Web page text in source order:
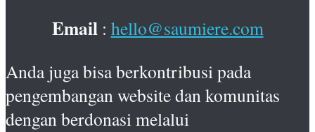
Email: hello@saumiere.com
Anda juga bisa berkontribusi pada
pengembangan website dan komunitas
dengan berdonasi melalui